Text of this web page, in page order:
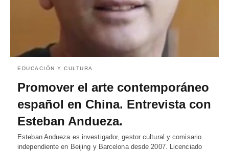
EDUCACIÓN Y CULTURA
Promover el arte contemporáneo
español en China. Entrevista con
Esteban Andueza.
Esteban Andueza es investigador, gestor cultural y comisario
independiente en Beijing y Barcelona desde 2007. Licenciado